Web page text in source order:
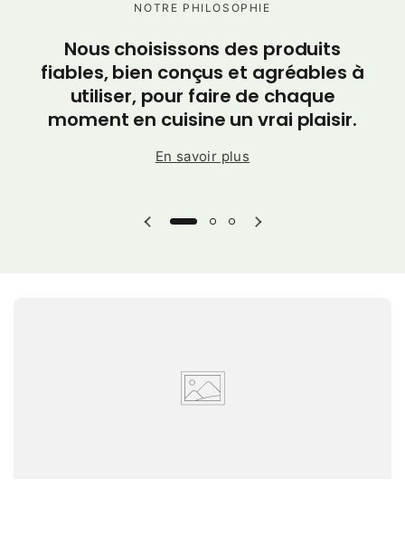
NOTRE PHILOSOPHIE
Nous choisissons des produits
fiables, bien conçus et agréables à
utiliser, pour faire de chaque
moment en cuisine un vrai plaisir.
En savoir plus